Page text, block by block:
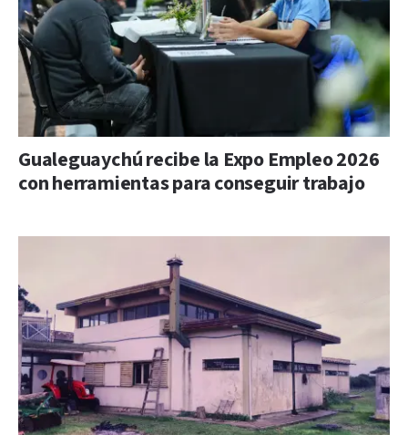
Gualeguaychú recibe la Expo Empleo 2026
con herramientas para conseguir trabajo